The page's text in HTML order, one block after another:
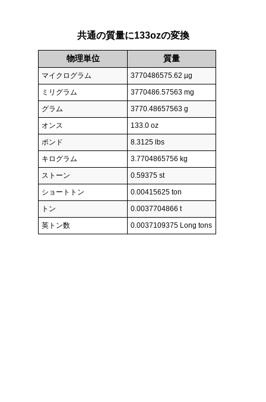
共通の質量に133ozの変換
物理単位 質量
マイクログラム
3770486575.62 µg
ミリグラム
3770486.57563 mg
グラム
3770.48657563 g
オンス
133.0 oz
ポンド
8.3125 lbs
キログラム
3.7704865756 kg
ストーン
0.59375 st
ショートトン
0.00415625 ton
トン
0.0037704866 t
英トン数
0.0037109375 Long tons